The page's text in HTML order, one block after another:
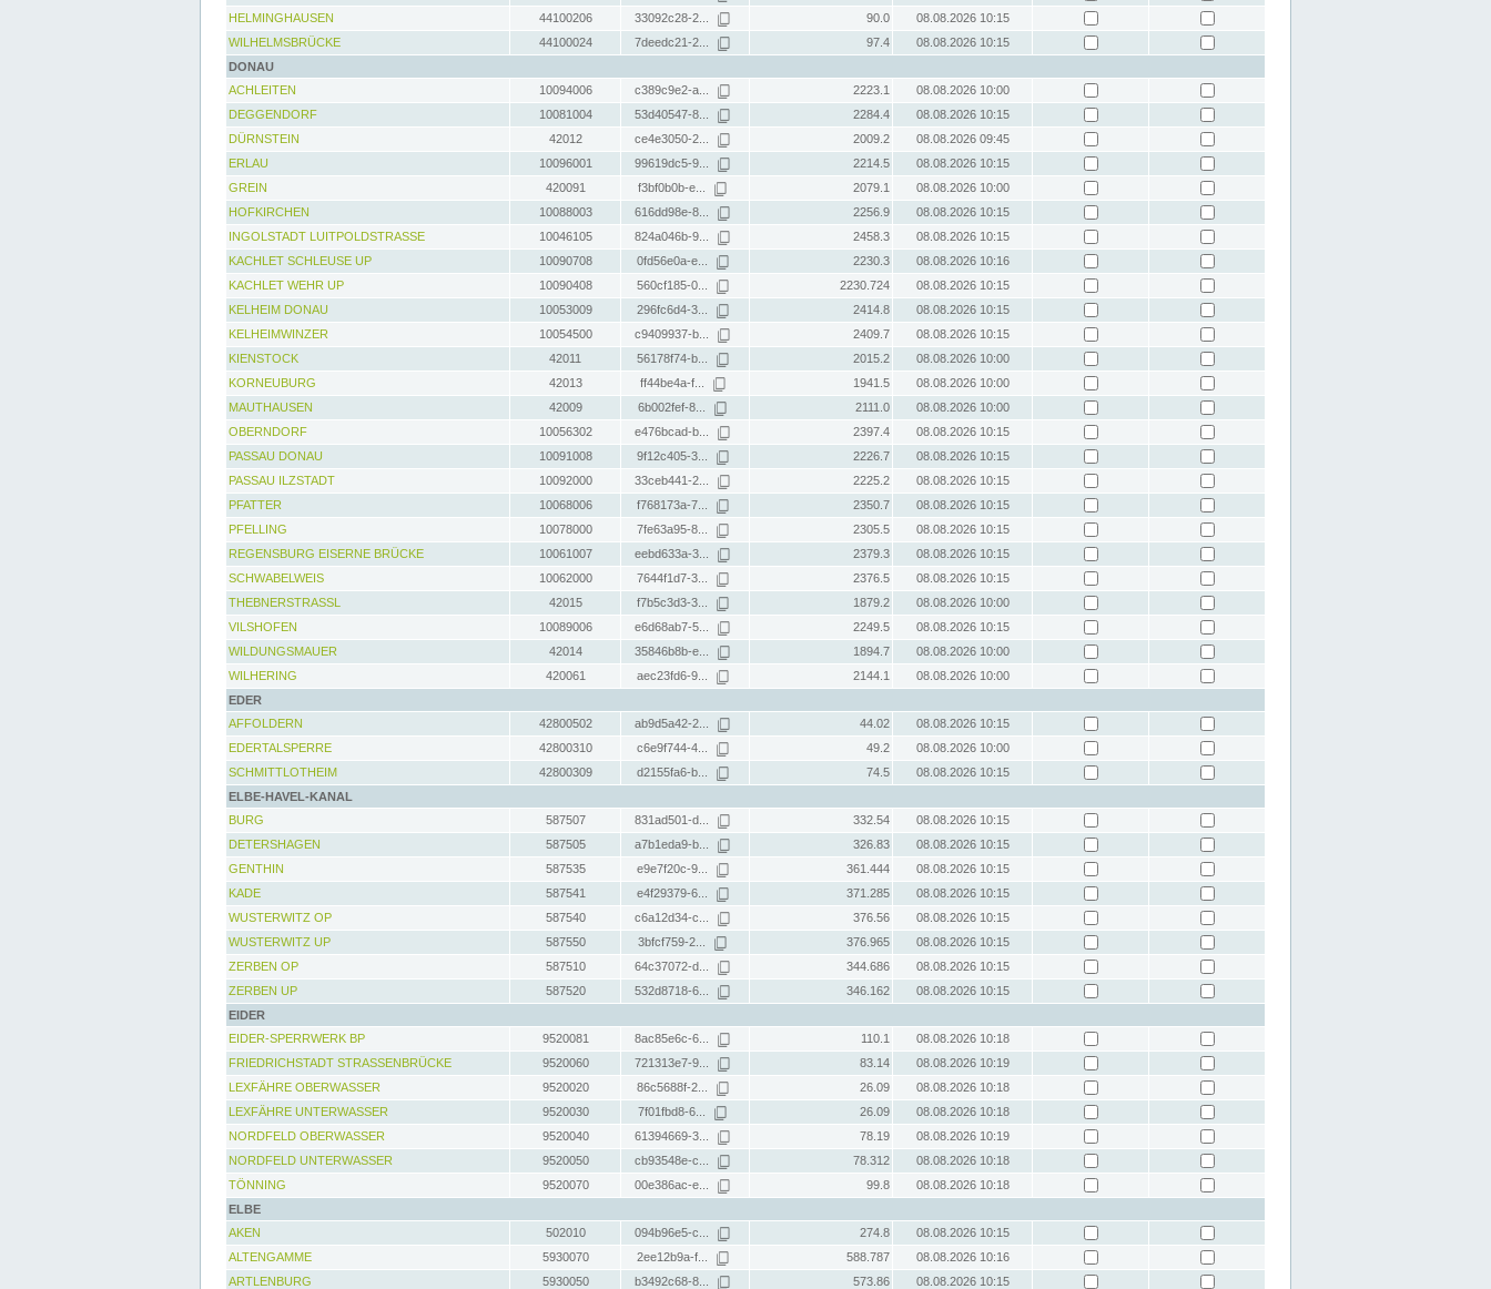
HELMINGHAUSEN
44100206 33092c28-2... 90.0
08.08.2026 10:15
WILHELMSBRÜCKE
44100024 7deedc21-2... 97.4
08.08.2026 10:15
DONAU
ACHLEITEN
10094006 c389c9e2-a... 2223.1
08.08.2026 10:00
DEGGENDORF
10081004 53d40547-8... 2284.4
08.08.2026 10:15
DÜRNSTEIN
42012 ce4e3050-2... 2009.2
08.08.2026 09:45
ERLAU
10096001 99619dc5-9... 2214.5
08.08.2026 10:15
GREIN
420091 f3bf0b0b-e... 2079.1
08.08.2026 10:00
HOFKIRCHEN
10088003 616dd98e-8... 2256.9
08.08.2026 10:15
INGOLSTADT LUITPOLDSTRASSE
10046105 824a046b-9... 2458.3
08.08.2026 10:15
KACHLET SCHLEUSE UP
10090708 0fd56e0a-e... 2230.3
08.08.2026 10:16
KACHLET WEHR UP
10090408 560cf185-0... 2230.724
08.08.2026 10:15
KELHEIM DONAU
10053009 296fc6d4-3... 2414.8
08.08.2026 10:15
KELHEIMWINZER
10054500 c9409937-b... 2409.7
08.08.2026 10:15
KIENSTOCK
42011 56178f74-b... 2015.2
08.08.2026 10:00
KORNEUBURG
42013 ff44be4a-f... 1941.5
08.08.2026 10:00
MAUTHAUSEN
42009 6b002fef-8... 2111.0
08.08.2026 10:00
OBERNDORF
10056302 e476bcad-b... 2397.4
08.08.2026 10:15
PASSAU DONAU
10091008 9f12c405-3... 2226.7
08.08.2026 10:15
PASSAU ILZSTADT
10092000 33ceb441-2... 2225.2
08.08.2026 10:15
PFATTER
10068006 f768173a-7... 2350.7
08.08.2026 10:15
PFELLING
10078000 7fe63a95-8... 2305.5
08.08.2026 10:15
REGENSBURG EISERNE BRÜCKE
10061007 eebd633a-3... 2379.3
08.08.2026 10:15
SCHWABELWEIS
10062000 7644f1d7-3... 2376.5
08.08.2026 10:15
THEBNERSTRASSL
42015 f7b5c3d3-3... 1879.2
08.08.2026 10:00
VILSHOFEN
10089006 e6d68ab7-5... 2249.5
08.08.2026 10:15
WILDUNGSMAUER
42014 35846b8b-e... 1894.7
08.08.2026 10:00
WILHERING
420061 aec23fd6-9... 2144.1
08.08.2026 10:00
EDER
AFFOLDERN
42800502 ab9d5a42-2... 44.02
08.08.2026 10:15
EDERTALSPERRE
42800310 c6e9f744-4... 49.2
08.08.2026 10:00
SCHMITTLOTHEIM
42800309 d2155fa6-b... 74.5
08.08.2026 10:15
ELBE-HAVEL-KANAL
BURG
587507 831ad501-d... 332.54
08.08.2026 10:15
DETERSHAGEN
587505 a7b1eda9-b... 326.83
08.08.2026 10:15
GENTHIN
587535 e9e7f20c-9... 361.444
08.08.2026 10:15
KADE
587541 e4f29379-6... 371.285
08.08.2026 10:15
WUSTERWITZ OP
587540 c6a12d34-c... 376.56
08.08.2026 10:15
WUSTERWITZ UP
587550 3bfcf759-2... 376.965
08.08.2026 10:15
ZERBEN OP
587510 64c37072-d... 344.686
08.08.2026 10:15
ZERBEN UP
587520 532d8718-6... 346.162
08.08.2026 10:15
EIDER
EIDER-SPERRWERK BP
9520081 8ac85e6c-6... 110.1
08.08.2026 10:18
FRIEDRICHSTADT STRASSENBRÜCKE
9520060 721313e7-9... 83.14
08.08.2026 10:19
LEXFÄHRE OBERWASSER
9520020 86c5688f-2... 26.09
08.08.2026 10:18
LEXFÄHRE UNTERWASSER
9520030 7f01fbd8-6... 26.09
08.08.2026 10:18
NORDFELD OBERWASSER
9520040 61394669-3... 78.19
08.08.2026 10:19
NORDFELD UNTERWASSER
9520050 cb93548e-c... 78.312
08.08.2026 10:18
TÖNNING
9520070 00e386ac-e... 99.8
08.08.2026 10:18
ELBE
AKEN
502010 094b96e5-c... 274.8
08.08.2026 10:15
ALTENGAMME
5930070 2ee12b9a-f... 588.787
08.08.2026 10:16
ARTLENBURG
5930050 b3492c68-8... 573.86
08.08.2026 10:15